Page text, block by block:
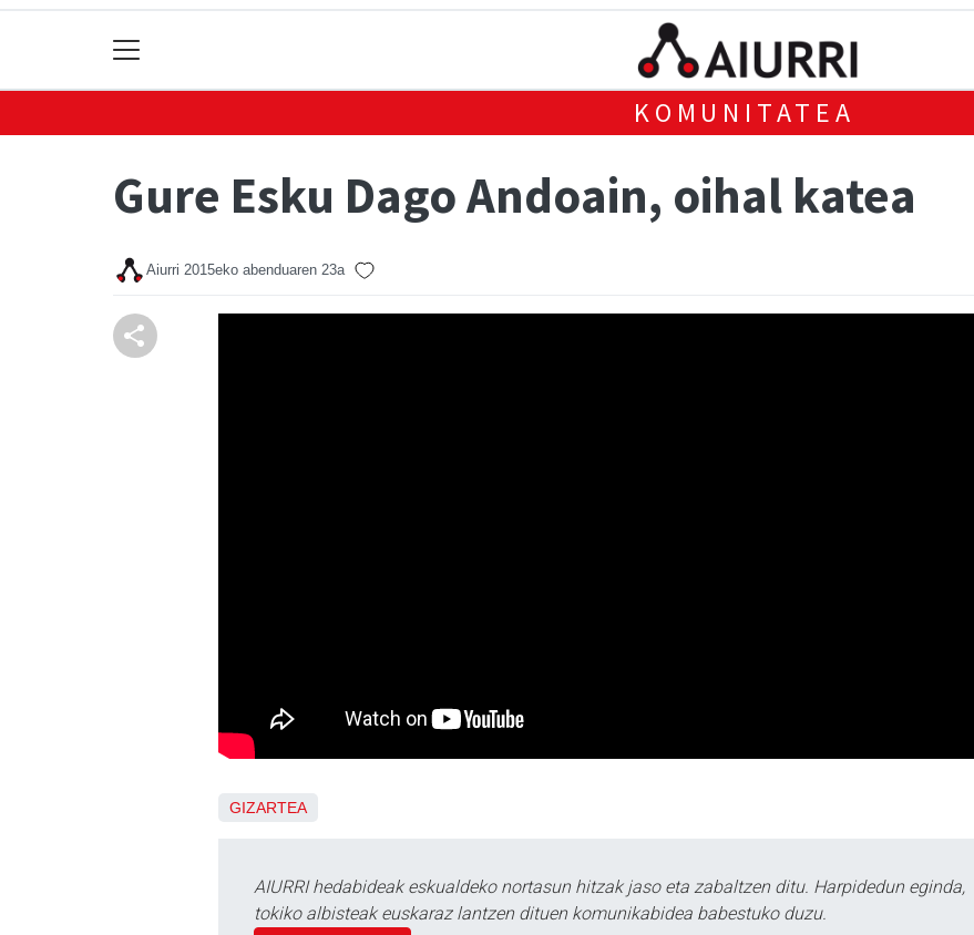
KOMUNITATEA
Gure Esku Dago Andoain, oihal katea
Aiurri 2015eko abenduaren 23a
GIZARTEA
AIURRI hedabideak eskualdeko nortasun hitzak jaso eta zabaltzen ditu. Harpidedun eginda,
tokiko albisteak euskaraz lantzen dituen komunikabidea babestuko duzu.